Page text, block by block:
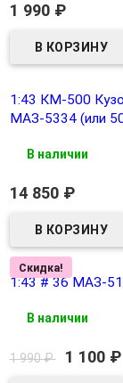
1 990 ₽
1:43 КМ-500
МАЗ-5334 (или
В наличии
14 850 ₽
Скидка!
1:43 # 36 МАЗ-
В наличии
1 990₽ 1 100 ₽